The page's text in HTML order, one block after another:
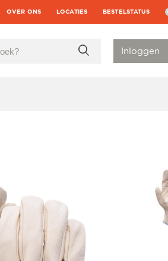
OVER ONS LOCATIES BESTELSTATUS